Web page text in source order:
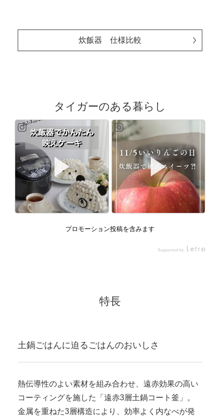
炊飯器 仕様比較
タイガーのある暮らし
プロモーション投稿を含みます
Supported by
特長
土鍋ごはんに迫るごはんのおいしさ
熱伝導性のよい素材を組み合わせ、遠赤効果の高い
コーティングを施した「遠赤3層土鍋コート釜」。
金属を重ねた3層構造により、効率よく内なべが発